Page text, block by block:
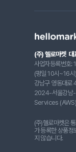
(주) 헬로마켓 대
사업자등록번
(평일 10시~16시)
강남구 영동대로
2024-서울강
Services (AWS)
(주)헬로마켓은
가 등록한 상품정
지 않습니다.